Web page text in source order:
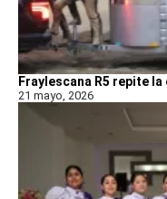
Fraylescana R5 repite
21 mayo, 2026